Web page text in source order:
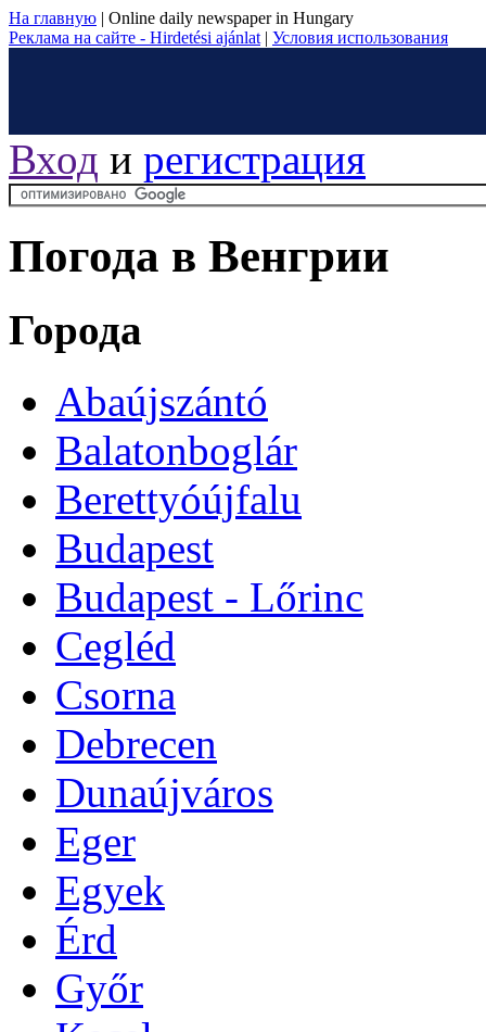
На главную | Online daily newspaper in Hungary
Реклама на сайте - Hirdetési ajánlat | Условия использования
Вход и регистрация
Погода в Венгрии
Города
Abaújszántó
Balatonboglár
Berettyóújfalu
Budapest
Budapest - Lőrinc
Cegléd
Csorna
Debrecen
Dunaújváros
Eger
Egyek
Érd
Győr